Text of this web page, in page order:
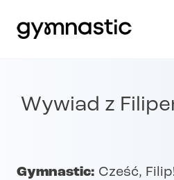
Wywiad z
Gymnastic: Cześć,